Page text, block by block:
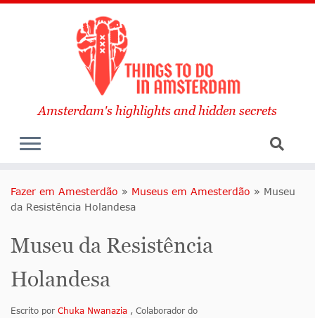
Amsterdam's highlights and hidden secrets
Fazer em Amesterdão » Museus em Amesterdão » Museu
da Resistência Holandesa
Museu da Resistência
Holandesa
Escrito por Chuka Nwanazia , Colaborador do